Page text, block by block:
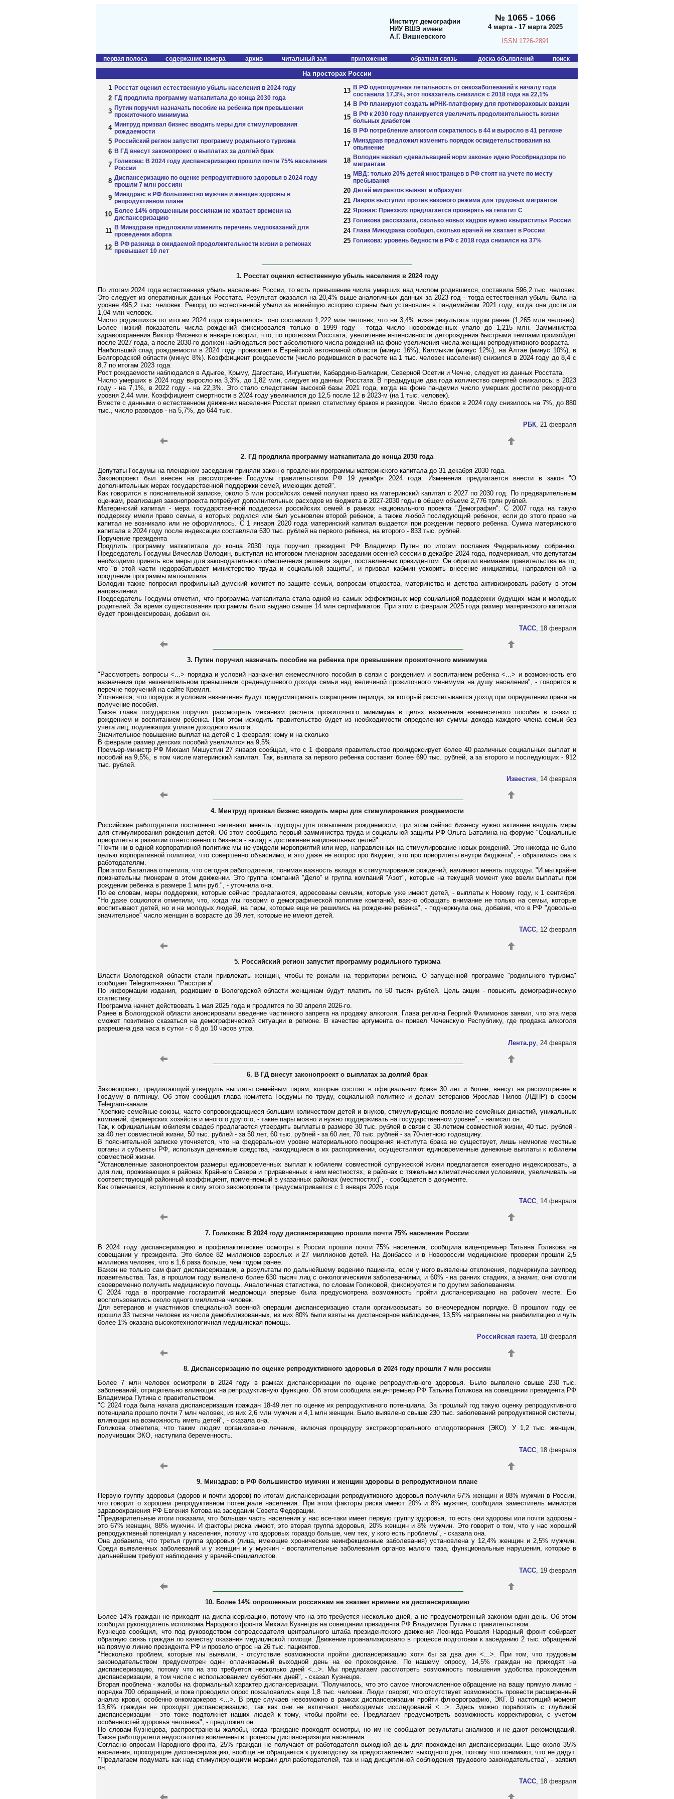
Институт демографии
НИУ ВШЭ имени
А.Г. Вишневского
№ 1065 - 1066
4 марта - 17 марта 2025
ISSN 1726-2891
первая полоса содержание номера архив читальный зал приложения обратная связь доска объявлений поиск
На просторах России
1 Росстат оценил естественную убыль населения в 2024 году
2 ГД продлила программу маткапитала до конца 2030 года
3 Путин поручил назначать пособие на ребенка при превышении
прожиточного минимума
4 Минтруд призвал бизнес вводить меры для стимулирования
рождаемости
5 Российский регион запустит программу родильного туризма
6 В ГД внесут законопроект о выплатах за долгий брак
7 Голикова: В 2024 году диспансеризацию прошли почти 75% населения
России
8 Диспансеризацию по оценке репродуктивного здоровья в 2024 году
прошли 7 млн россиян
9 Минздрав: в РФ большинство мужчин и женщин здоровы в
репродуктивном плане
10 Более 14% опрошенным россиянам не хватает времени на
диспансеризацию
11 В Минздраве предложили изменить перечень медпоказаний для
проведения аборта
12 В РФ разница в ожидаемой продолжительности жизни в регионах
превышает 10 лет
13 В РФ одногодичная летальность от онкозаболеваний к началу года
составила 17,3%, этот показатель снизился с 2018 года на 22,1%
14 В РФ планируют создать мРНК-платформу для противораковых вакцин
15 В РФ к 2030 году планируется увеличить продолжительность жизни
больных диабетом
16 В РФ потребление алкоголя сократилось в 44 и выросло в 41 регионе
17 Минздрав предложил изменить порядок освидетельствования на
опьянение
18 Володин назвал «девальвацией норм закона» идею Рособрнадзора по
мигрантам
19 МВД: только 20% детей иностранцев в РФ стоят на учете по месту
пребывания
20 Детей мигрантов выявят и образуют
21 Лавров выступил против визового режима для трудовых мигрантов
22 Яровая: Приезжих предлагается проверять на гепатит С
23 Голикова рассказала, сколько новых кадров нужно «вырастить» России
24 Глава Минздрава сообщил, сколько врачей не хватает в России
25 Голикова: уровень бедности в РФ с 2018 года снизился на 37%
1. Росстат оценил естественную убыль населения в 2024 году
По итогам 2024 года естественная убыль населения России, то есть превышение числа умерших над числом родившихся, составила 596,2 тыс. человек.
Это следует из оперативных данных Росстата. Результат оказался на 20,4% выше аналогичных данных за 2023 год - тогда естественная убыль была на
уровне 495,2 тыс. человек. Рекорд по естественной убыли за новейшую историю страны был установлен в пандемийном 2021 году, когда она достигла
1,04 млн человек.
Число родившихся по итогам 2024 года сократилось: оно составило 1,222 млн человек, что на 3,4% ниже результата годом ранее (1,265 млн человек).
Более низкий показатель числа рождений фиксировался только в 1999 году - тогда число новорожденных упало до 1,215 млн. Замминистра
здравоохранения Виктор Фисенко в январе говорил, что, по прогнозам Росстата, увеличение интенсивности деторождения быстрыми темпами произойдет
после 2027 года, а после 2030-го должен наблюдаться рост абсолютного числа рождений на фоне увеличения числа женщин репродуктивного возраста.
Наибольший спад рождаемости в 2024 году произошел в Еврейской автономной области (минус 16%), Калмыкии (минус 12%), на Алтае (минус 10%), в
Белгородской области (минус 8%). Коэффициент рождаемости (число родившихся в расчете на 1 тыс. человек населения) снизился в 2024 году до 8,4 с
8,7 по итогам 2023 года.
Рост рождаемости наблюдался в Адыгее, Крыму, Дагестане, Ингушетии, Кабардино-Балкарии, Северной Осетии и Чечне, следует из данных Росстата.
Число умерших в 2024 году выросло на 3,3%, до 1,82 млн, следует из данных Росстата. В предыдущие два года количество смертей снижалось: в 2023
году - на 7,1%, в 2022 году - на 22,3%. Это стало следствием высокой базы 2021 года, когда на фоне пандемии число умерших достигло рекордного
уровня 2,44 млн. Коэффициент смертности в 2024 году увеличился до 12,5 после 12 в 2023-м (на 1 тыс. человек).
Вместе с данными о естественном движении населения Росстат привел статистику браков и разводов. Число браков в 2024 году снизилось на 7%, до 880
тыс., число разводов - на 5,7%, до 644 тыс.
РБК, 21 февраля
2. ГД продлила программу маткапитала до конца 2030 года
Депутаты Госдумы на пленарном заседании приняли закон о продлении программы материнского капитала до 31 декабря 2030 года.
Законопроект был внесен на рассмотрение Госдумы правительством РФ 19 декабря 2024 года. Изменения предлагается внести в закон "О
дополнительных мерах государственной поддержки семей, имеющих детей".
Как говорится в пояснительной записке, около 5 млн российских семей получат право на материнский капитал с 2027 по 2030 год. По предварительным
оценкам, реализация законопроекта потребует дополнительных расходов из бюджета в 2027-2030 годы в общем объеме 2,776 трлн рублей.
Материнский капитал - мера государственной поддержки российских семей в рамках национального проекта "Демография". С 2007 года на такую
поддержку имели право семьи, в которых родился или был усыновлен второй ребенок, а также любой последующий ребенок, если до этого право на
капитал не возникало или не оформлялось. С 1 января 2020 года материнский капитал выдается при рождении первого ребенка. Сумма материнского
капитала в 2024 году после индексации составляла 630 тыс. рублей на первого ребенка, на второго - 833 тыс. рублей.
Поручение президента
Продлить программу маткапитала до конца 2030 года поручил президент РФ Владимир Путин по итогам послания Федеральному собранию.
Председатель Госдумы Вячеслав Володин, выступая на итоговом пленарном заседании осенней сессии в декабре 2024 года, подчеркивал, что депутатам
необходимо принять все меры для законодательного обеспечения решения задач, поставленных президентом. Он обратил внимание правительства на то,
что "в этой части недорабатывает министерство труда и социальной защиты", и призвал кабмин ускорить внесение инициативы, направленной на
продление программы маткапитала.
Володин также попросил профильный думский комитет по защите семьи, вопросам отцовства, материнства и детства активизировать работу в этом
направлении.
Председатель Госдумы отметил, что программа маткапитала стала одной из самых эффективных мер социальной поддержки будущих мам и молодых
родителей. За время существования программы было выдано свыше 14 млн сертификатов. При этом с февраля 2025 года размер материнского капитала
будет проиндексирован, добавил он.
ТАСС , 18 февраля
3. Путин поручил назначать пособие на ребенка при превышении прожиточного минимума
"Рассмотреть вопросы <...> порядка и условий назначения ежемесячного пособия в связи с рождением и воспитанием ребенка <...> и возможность его
назначения при незначительном превышении среднедушевого дохода семьи над величиной прожиточного минимума на душу населения", - говорится в
перечне поручений на сайте Кремля.
Уточняется, что порядок и условия назначения будут предусматривать сокращение периода, за который рассчитывается доход при определении права на
получение пособия.
Также глава государства поручил рассмотреть механизм расчета прожиточного минимума в целях назначения ежемесячного пособия в связи с
рождением и воспитанием ребенка. При этом исходить правительство будет из необходимости определения суммы дохода каждого члена семьи без
учета лиц, подлежащих уплате доходного налога.
Значительное повышение выплат на детей с 1 февраля: кому и на сколько
В феврале размер детских пособий увеличится на 9,5%
Премьер-министр РФ Михаил Мишустин 27 января сообщал, что с 1 февраля правительство проиндексирует более 40 различных социальных выплат и
пособий на 9,5%, в том числе материнский капитал. Так, выплата за первого ребенка составит более 690 тыс. рублей, а за второго и последующих - 912
тыс. рублей.
Известия , 14 февраля
4. Минтруд призвал бизнес вводить меры для стимулирования рождаемости
Российские работодатели постепенно начинают менять подходы для повышения рождаемости, при этом сейчас бизнесу нужно активнее вводить меры
для стимулирования рождения детей. Об этом сообщила первый замминистра труда и социальной защиты РФ Ольга Баталина на форуме "Социальные
приоритеты в развитии ответственного бизнеса - вклад в достижение национальных целей".
"Почти ни в одной корпоративной политике мы не увидели мероприятий или мер, направленных на стимулирование новых рождений. Это никогда не было
целью корпоративной политики, что совершенно объяснимо, и это даже не вопрос про бюджет, это про приоритеты внутри бюджета", - обратилась она к
работодателям.
При этом Баталина отметила, что сегодня работодатели, понимая важность вклада в стимулирование рождений, начинают менять подходы. "И мы крайне
признательны пионерам в этом движении. Это группа компаний "Дело" и группа компаний "Азот", которые на текущий момент уже ввели выплаты при
рождении ребенка в размере 1 млн руб.", - уточнила она.
По ее словам, меры поддержки, которые сейчас предлагаются, адресованы семьям, которые уже имеют детей, - выплаты к Новому году, к 1 сентября.
"Но даже социологи отметили, что, когда мы говорим о демографической политике компаний, важно обращать внимание не только на семьи, которые
воспитывают детей, но и на молодых людей, на пары, которые еще не решились на рождение ребенка", - подчеркнула она, добавив, что в РФ "довольно
значительное" число женщин в возрасте до 39 лет, которые не имеют детей.
ТАСС, 12 февраля
5. Российский регион запустит программу родильного туризма
Власти Вологодской области стали привлекать женщин, чтобы те рожали на территории региона. О запущенной программе "родильного туризма"
сообщает Telegram-канал "Расстрига".
По информации издания, родившим в Вологодской области женщинам будут платить по 50 тысяч рублей. Цель акции - повысить демографическую
статистику.
Программа начнет действовать 1 мая 2025 года и продлится по 30 апреля 2026-го.
Ранее в Вологодской области анонсировали введение частичного запрета на продажу алкоголя. Глава региона Георгий Филимонов заявил, что эта мера
сможет позитивно сказаться на демографической ситуации в регионе. В качестве аргумента он привел Чеченскую Республику, где продажа алкоголя
разрешена два часа в сутки - с 8 до 10 часов утра.
Лента.ру , 24 февраля
6. В ГД внесут законопроект о выплатах за долгий брак
Законопроект, предлагающий утвердить выплаты семейным парам, которые состоят в официальном браке 30 лет и более, внесут на рассмотрение в
Госдуму в пятницу. Об этом сообщил глава комитета Госдумы по труду, социальной политике и делам ветеранов Ярослав Нилов (ЛДПР) в своем
Telegram-канале.
"Крепкие семейные союзы, часто сопровождающиеся большим количеством детей и внуков, стимулирующие появление семейных династий, уникальных
компаний, фермерских хозяйств и многого другого, - такие пары можно и нужно поддерживать на государственном уровне", - написал он.
Так, к официальным юбилеям свадеб предлагается утвердить выплаты в размере 30 тыс. рублей в связи с 30-летием совместной жизни, 40 тыс. рублей -
за 40 лет совместной жизни, 50 тыс. рублей - за 50 лет, 60 тыс. рублей - за 60 лет, 70 тыс. рублей - за 70-летнюю годовщину.
В пояснительной записке уточняется, что на федеральном уровне материального поощрения института брака не существует, лишь немногие местные
органы и субъекты РФ, используя денежные средства, находящиеся в их распоряжении, осуществляют единовременные денежные выплаты к юбилеям
совместной жизни.
"Установленные законопроектом размеры единовременных выплат к юбилеям совместной супружеской жизни предлагается ежегодно индексировать, а
для лиц, проживающих в районах Крайнего Севера и приравненных к ним местностях, в районах с тяжелыми климатическими условиями, увеличивать на
соответствующий районный коэффициент, применяемый в указанных районах (местностях)", - сообщается в документе.
Как отмечается, вступление в силу этого законопроекта предусматривается с 1 января 2026 года.
ТАСС , 14 февраля
7. Голикова: В 2024 году диспансеризацию прошли почти 75% населения России
В 2024 году диспансеризацию и профилактические осмотры в России прошли почти 75% населения, сообщила вице-премьер Татьяна Голикова на
совещании у президента. Это более 82 миллионов взрослых и 27 миллионов детей. На Донбассе и в Новороссии медицинские проверки прошли 2,5
миллиона человек, что в 1,6 раза больше, чем годом ранее.
Важен не только сам факт диспансеризации, а результаты по дальнейшему ведению пациента, если у него выявлены отклонения, подчеркнула зампред
правительства. Так, в прошлом году выявлено более 630 тысяч лиц с онкологическими заболеваниями, и 60% - на ранних стадиях, а значит, они смогли
своевременно получить медицинскую помощь. Аналогичная статистика, по словам Голиковой, фиксируется и по другим заболеваниям.
С 2024 года в программе госгарантий медпомощи впервые была предусмотрена возможность пройти диспансеризацию на рабочем месте. Ею
воспользовались около одного миллиона человек.
Для ветеранов и участников специальной военной операции диспансеризацию стали организовывать во внеочередном порядке. В прошлом году ее
прошли 33 тысячи человек из числа демобилизованных, из них 80% были взяты на диспансерное наблюдение, 13,5% направлены на реабилитацию и чуть
более 1% оказана высокотехнологичная медицинская помощь.
Российская газета, 18 февраля
8. Диспансеризацию по оценке репродуктивного здоровья в 2024 году прошли 7 млн россиян
Более 7 млн человек осмотрели в 2024 году в рамках диспансеризации по оценке репродуктивного здоровья. Было выявлено свыше 230 тыс.
заболеваний, отрицательно влияющих на репродуктивную функцию. Об этом сообщила вице-премьер РФ Татьяна Голикова на совещании президента РФ
Владимира Путина с правительством.
"С 2024 года была начата диспансеризация граждан 18-49 лет по оценке их репродуктивного потенциала. За прошлый год такую оценку репродуктивного
потенциала прошло почти 7 млн человек, из них 2,6 млн мужчин и 4,1 млн женщин. Было выявлено свыше 230 тыс. заболеваний репродуктивной системы,
влияющих на возможность иметь детей", - сказала она.
Голикова отметила, что таким людям организовано лечение, включая процедуру экстракорпорального оплодотворения (ЭКО). У 1,2 тыс. женщин,
получивших ЭКО, наступила беременность.
ТАСС , 18 февраля
9. Минздрав: в РФ большинство мужчин и женщин здоровы в репродуктивном плане
Первую группу здоровья (здоров и почти здоров) по итогам диспансеризации репродуктивного здоровья получили 67% женщин и 88% мужчин в России,
что говорит о хорошем репродуктивном потенциале населения. При этом факторы риска имеют 20% и 8% мужчин, сообщила заместитель министра
здравоохранения РФ Евгения Котова на заседании Совета Федерации.
"Предварительные итоги показали, что большая часть населения у нас все-таки имеет первую группу здоровья, то есть они здоровы или почти здоровы -
это 67% женщин, 88% мужчин. И факторы риска имеют, это вторая группа здоровья, 20% женщин и 8% мужчин. Это говорит о том, что у нас хороший
репродуктивный потенциал у населения, потому что здоровых гораздо больше, чем тех, у кого есть проблемы", - сказала она.
Она добавила, что третья группа здоровья (лица, имеющие хронические неинфекционные заболевания) установлена у 12,4% женщин и 2,5% мужчин.
Среди выявленных заболеваний и у женщин и у мужчин - воспалительные заболевания органов малого таза, функциональные нарушения, которые в
дальнейшем требуют наблюдения у врачей-специалистов.
ТАСС , 19 февраля
10. Более 14% опрошенным россиянам не хватает времени на диспансеризацию
Более 14% граждан не приходят на диспансеризацию, потому что на это требуется несколько дней, а не предусмотренный законом один день. Об этом
сообщил руководитель исполкома Народного фронта Михаил Кузнецов на совещании президента РФ Владимира Путина с правительством.
Кузнецов сообщил, что под руководством сопредседателя центрального штаба президентского движения Леонида Рошаля Народный фронт собирает
обратную связь граждан по качеству оказания медицинской помощи. Движение проанализировало в процессе подготовки к заседанию 2 тыс. обращений
на прямую линию президента РФ и провело опрос на 26 тыс. пациентов.
"Несколько проблем, которые мы выявили, - отсутствие возможности пройти диспансеризацию хотя бы за два дня <...>. При том, что трудовым
законодательством предусмотрен один оплачиваемый выходной день на ее прохождение. По нашему опросу, 14,5% граждан не приходят на
диспансеризацию, потому что на это требуется несколько дней <...>. Мы предлагаем рассмотреть возможность повышения удобства прохождения
диспансеризации, в том числе с использованием субботних дней", - сказал Кузнецов.
Вторая проблема - жалобы на формальный характер диспансеризации. "Получилось, что это самое многочисленное обращение на вашу прямую линию -
порядка 700 обращений, и пока проводили опрос пожаловались еще 1,8 тыс. человек. Люди говорят, что отсутствует возможность провести расширенный
анализ крови, особенно онкомаркеров <...>. В ряде случаев невозможно в рамках диспансеризации пройти флюорографию, ЭКГ. В настоящий момент
13,6% граждан не проходят диспансеризацию, так как они не включают необходимых исследований <...>. Здесь можно поработать с глубиной
диспансеризации - это тоже подтолкнет наших людей к тому, чтобы пройти ее. Предлагаем предусмотреть возможность корректировки, с учетом
особенностей здоровья человека", - предложил он.
По словам Кузнецова, распространены жалобы, когда граждане проходят осмотры, но им не сообщают результаты анализов и не дают рекомендаций.
Также работодатели недостаточно вовлечены в процессы диспансеризации населения.
Согласно опросам Народного фронта, 25% граждан не получают от работодателя выходной день для прохождения диспансеризации. Еще около 35%
населения, проходящие диспансеризацию, вообще не обращается к руководству за предоставлением выходного дня, потому что понимают, что не дадут.
"Предлагаем подумать как над стимулирующими мерами для работодателей, так и над дисциплиной соблюдения трудового законодательства", - заявил
он.
ТАСС, 18 февраля